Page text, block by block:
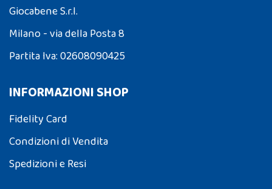
Giocabene S.r.l.
Milano - via della Posta 8
Partita Iva: 02608090425
INFORMAZIONI SHOP
Fidelity Card
Condizioni di Vendita
Spedizioni e Resi